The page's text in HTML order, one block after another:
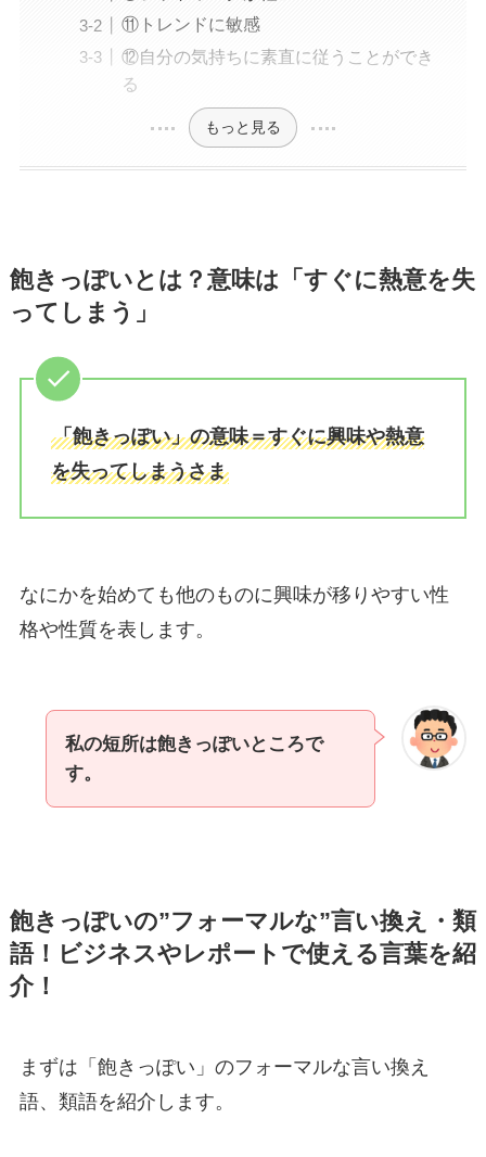
⑪トレンドに敏感
⑫自分の気持ちに素直に従うことができ
る
もっと見る
飽きっぽいとは？意味は「すぐに熱意を失
ってしまう」
「飽きっぽい」の意味＝すぐに興味や熱意
を失ってしまうさま
なにかを始めても他のものに興味が移りやすい性
格や性質を表します。
私の短所は飽きっぽいところで
す。
飽きっぽいの”フォーマルな”言い換え・類
語！ビジネスやレポートで使える言葉を紹
介！
まずは「飽きっぽい」のフォーマルな言い換え
語、類語を紹介します。